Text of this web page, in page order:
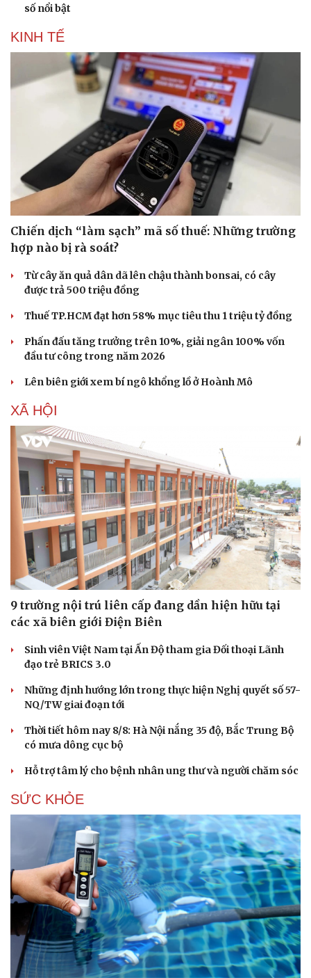
Du lịch
Tư vấn
Săn Tour
check-in
Podcast
Câu chuyện thời sự
Đọc truyện đêm khuya
Cửa sổ tình yêu
số nổi bật
KINH TẾ
Chiến dịch “làm sạch” mã số thuế: Những trường
hợp nào bị rà soát?
Từ cây ăn quả dân dã lên chậu thành bonsai, có cây
được trả 500 triệu đồng
Thuế TP.HCM đạt hơn 58% mục tiêu thu 1 triệu tỷ đồng
Phấn đấu tăng trưởng trên 10%, giải ngân 100% vốn
đầu tư công trong năm 2026
Lên biên giới xem bí ngô khổng lồ ở Hoành Mô
XÃ HỘI
9 trường nội trú liên cấp đang dần hiện hữu tại
các xã biên giới Điện Biên
Sinh viên Việt Nam tại Ấn Độ tham gia Đối thoại Lãnh
đạo trẻ BRICS 3.0
Những định hướng lớn trong thực hiện Nghị quyết số 57-
NQ/TW giai đoạn tới
Thời tiết hôm nay 8/8: Hà Nội nắng 35 độ, Bắc Trung Bộ
có mưa dông cục bộ
Hỗ trợ tâm lý cho bệnh nhân ung thư và người chăm sóc
SỨC KHỎE